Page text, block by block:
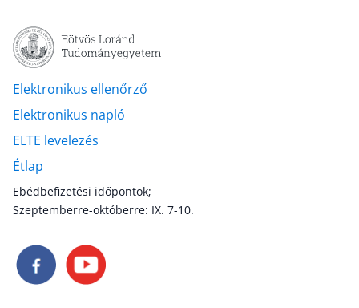
Elektronikus ellenőrző
Elektronikus napló
ELTE levelezés
Étlap
Ebédbefizetési időpontok;
Szeptemberre-októberre: IX. 7-10.